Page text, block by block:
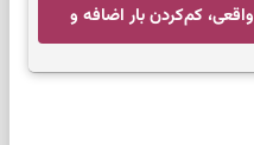
کم‌کردن بار اضافه و